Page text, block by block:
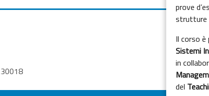
prove
strutture
Il corso
Sistemi
in
del